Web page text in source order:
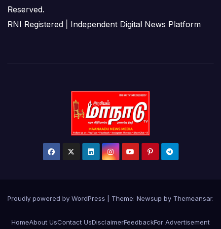
Reserved.
RNI Registered | Independent Digital News Platform
Proudly powered by WordPress Theme: Newsup by Themeansar.
HomeAbout UsContact UsDisclaimerFeedbackFor Advertisement